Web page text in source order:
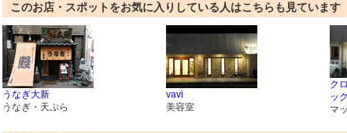
このお店・スポットをお気に入りしている人はこちらも見ています
うなぎ大新
うなぎ・天ぷら
vavi
美容室
ク
ック
マ